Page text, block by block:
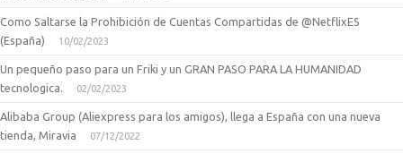
Como Saltarse la Prohibición de Cuentas Compartidas de @NetflixES
(España)
10/02/2023
Un pequeño paso para un Friki y un GRAN PASO PARA LA HUMANIDAD
tecnologica.
02/02/2023
Alibaba Group (Aliexpress para los amigos), llega a España con una nueva
tienda, Miravia
07/12/2022